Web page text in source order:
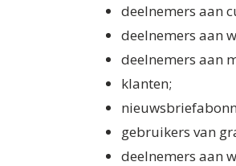
deelnemers aan
deelnemers aan
deelnemers aan
klanten;
gebruikers van
deelnemers aan